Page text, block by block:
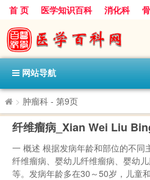
首 页 医学知识百科 消化科
心血管病科
呼吸科 神经科
内分泌科
口腔科
网站导航
> 肿瘤科 - 第9页
纤维瘤病_Xian Wei Liu
一 概述 根据发病年龄和部位的不同
纤维瘤病、婴幼儿纤维瘤病、婴幼
等。发病年龄多在30～50岁，儿童